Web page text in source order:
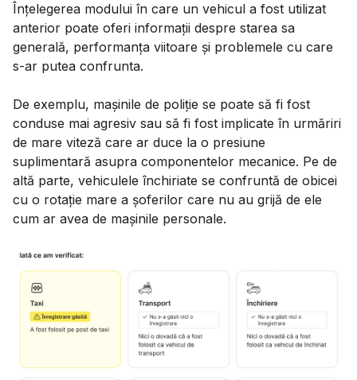
Înțelegerea modului în care un vehicul a fost utilizat
anterior poate oferi informații despre starea sa
generală, performanța viitoare și problemele cu care
s-ar putea confrunta.
De exemplu, mașinile de poliție se poate să fi fost
conduse mai agresiv sau să fi fost implicate în urmăriri
de mare viteză care ar duce la o presiune
suplimentară asupra componentelor mecanice. Pe de
altă parte, vehiculele închiriate se confruntă de obicei
cu o rotație mare a șoferilor care nu au grijă de ele
cum ar avea de mașinile personale.